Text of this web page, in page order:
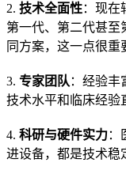
2. 技术全面性：现在
第一代、第二代甚至
同方案，这一点很重
3. 专家团队 ：经验丰
技术水平和临床经验
4. 科研与硬件实力：
进设备，都是技术稳